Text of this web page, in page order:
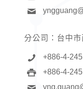
分公司： 台中
+886-4-
+886-4-